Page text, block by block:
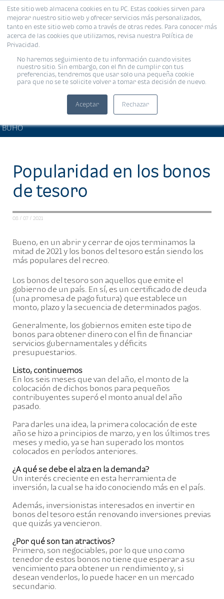
Este sitio web almacena cookies en tu PC. Estas cookies sirven para
mejorar nuestro sitio web y ofrecer servicios más personalizados,
tanto en este sitio web como a través de otras redes. Para conocer más
acerca de las cookies que utilizamos, revisa nuestra Política de
Privacidad.
No haremos seguimiento de tu información cuando visites
nuestro sitio. Sin embargo, con el fin de cumplir con tus
preferencias, tendremos que usar solo una pequeña cookie
para que no se te solicite volver a tomar esta decisión de nuevo.
Aceptar Rechazar
MENÚ
BÚHO
Popularidad en los bonos
de tesoro
08 / 07 / 2021
Bueno, en un abrir y cerrar de ojos terminamos la
mitad de 2021 y los bonos del tesoro están siendo los
más populares del recreo.
Los bonos del tesoro son aquellos que emite el
gobierno de un país. En sí, es un certificado de deuda
(una promesa de pago futura) que establece un
monto, plazo y la secuencia de determinados pagos.
Generalmente, los gobiernos emiten este tipo de
bonos para obtener dinero con el fin de financiar
servicios gubernamentales y déficits
presupuestarios.
Listo, continuemos
En los seis meses que van del año, el monto de la
colocación de dichos bonos para pequeños
contribuyentes superó el monto anual del año
pasado
Para darles una idea, la primera colocación de este
año se hizo a principios de marzo, y en los últimos tres
meses y medio, ya se han superado los montos
colocados en períodos anteriores.
¿A qué se debe el alza en la demanda?
Un interés creciente en esta herramienta de
inversión, la cual se ha ido conociendo más en el país.
Además, inversionistas interesados en invertir en
bonos del tesoro están renovando inversiones previas
que quizás ya vencieron.
¿Por qué son tan atractivos?
Primero, son negociables, por lo que uno como
tenedor de estos bonos no tiene que esperar a su
vencimiento para obtener un rendimiento y, si
desean venderlos, lo puede hacer en un mercado
secundario.